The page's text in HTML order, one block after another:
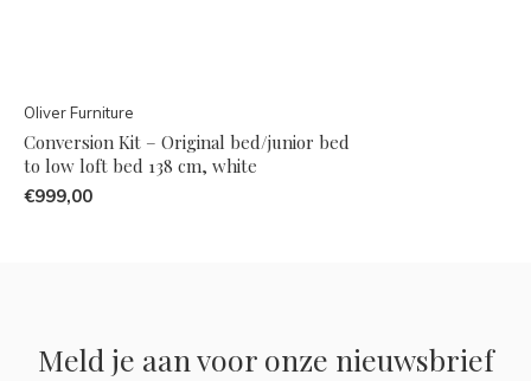
Oliver Furniture
Conversion Kit – Original bed/junior bed
to low loft bed 138 cm, white
€999,00
Meld je aan voor onze nieuwsbrief